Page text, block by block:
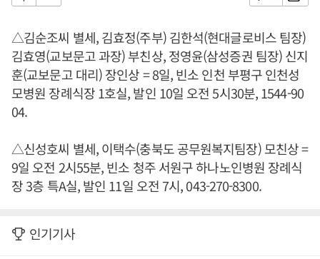
△김순조씨 별세, 김효정(주부) 김한석(현대글로비스 팀장)
김효영(교보문고 과장) 부친상, 정영윤(삼성증권 팀장) 신지
훈(교보문고 대리) 장인상 = 8일, 빈소 인천 부평구 인천성
모병원 장례식장 1호실, 발인 10일 오전 5시30분, 1544-90
04.
△신성호씨 별세, 이택수(충북도 공무원복지팀장) 모친상 =
9일 오전 2시55분, 빈소 청주 서원구 하나노인병원 장례식
장 3층 특A실, 발인 11일 오전 7시, 043-270-8300.
인기기사